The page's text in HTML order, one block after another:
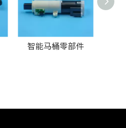
智能马桶零部件